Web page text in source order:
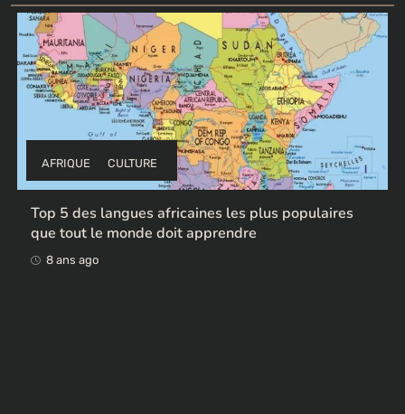
AFRIQUE CULTURE
Top 5 des langues africaines les plus populaires
que tout le monde doit apprendre
8 ans ago